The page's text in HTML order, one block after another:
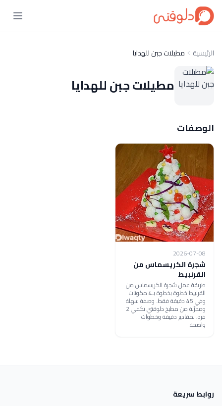
الرئيسية مطيلات جبن للهدايا
مطيلات جبن للهدايا
الوصفات
2026-07-08
شجرة الكريسماس من
القرنبيط
طريقة عمل شجرة الكريسماس من
القرنبيط خطوة بخطوة بـ4 مكونات
وفي 45 دقيقة فقط. وصفة سهلة
ومجرّبة من مطبخ دلوقتي تكفي 2
فرد، بمقادير دقيقة وخطوات
واضحة.
روابط سريعة